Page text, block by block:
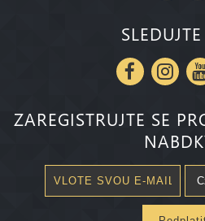
ZAREGISTRUJTE SE